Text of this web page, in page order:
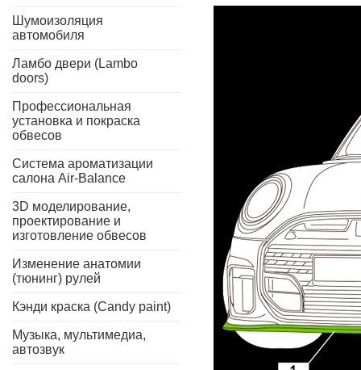
Шумоизоляция
автомобиля
Ламбо двери (Lambo
doors)
Профессиональная
установка и покраска
обвесов
Система ароматизации
салона Air-Balance
3D моделирование,
проектирование и
изготовление обвесов
Изменение анатомии
(тюнинг) рулей
Кэнди краска (Candy paint)
Музыка, мультимедиа,
автозвук